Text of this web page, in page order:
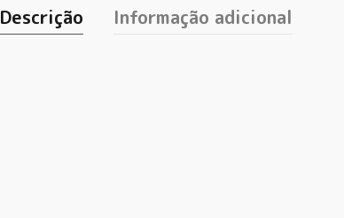
Descrição Informação adicional